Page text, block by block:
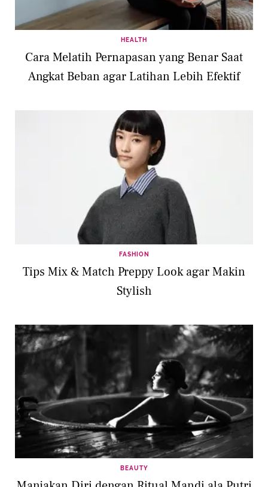
HEALTH
Cara Melatih Pernapasan yang Benar Saat
Angkat Beban agar Latihan Lebih Efektif
FASHION
Tips Mix & Match Preppy Look agar Makin
Stylish
BEAUTY